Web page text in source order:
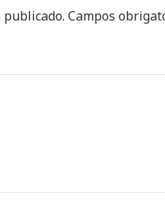
publicado. Campos